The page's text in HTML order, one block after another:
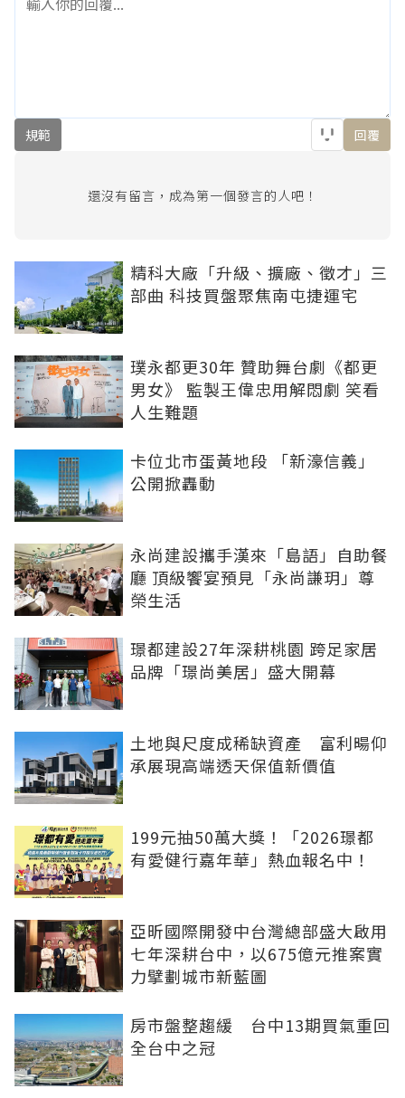
規範 回覆
還沒有留言，成為第一個發言的人吧！
精科大廠「升級、擴廠、徵才」三
部曲 科技買盤聚焦南屯捷運宅
璞永都更30年 贊助舞台劇《都更
男女》 監製王偉忠用解悶劇 笑看
人生難題
卡位北市蛋黃地段 「新濠信義」
公開掀轟動
永尚建設攜手漢來「島語」自助餐
廳 頂級饗宴預見「永尚謙玥」尊
榮生活
璟都建設27年深耕桃園 跨足家居
品牌「璟尚美居」盛大開幕
土地與尺度成稀缺資產 富利暘仰
承展現高端透天保值新價值
199元抽50萬大獎！「2026璟都
有愛健行嘉年華」熱血報名中！
亞昕國際開發中台灣總部盛大啟用
七年深耕台中，以675億元推案實
力擘劃城市新藍圖
房市盤整趨緩 台中13期買氣重回
全台中之冠